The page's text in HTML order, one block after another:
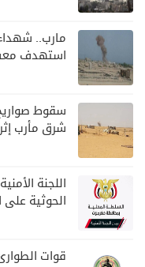
مارب..
استهدف
سقوط
شرق مأرب
اللجنة
الحوثية
قوات